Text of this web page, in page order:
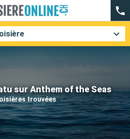
sur Anthem of the Seas
trouvées
Compagnies